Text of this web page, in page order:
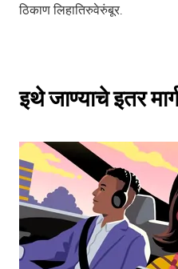
ठिकाण लिहातिरुवेरुंबूर.
इथे जाण्याचे इतर